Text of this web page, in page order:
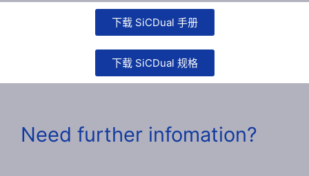
下载 SiCDual 手册
下载 SiCDual 规格
Need further infomation?